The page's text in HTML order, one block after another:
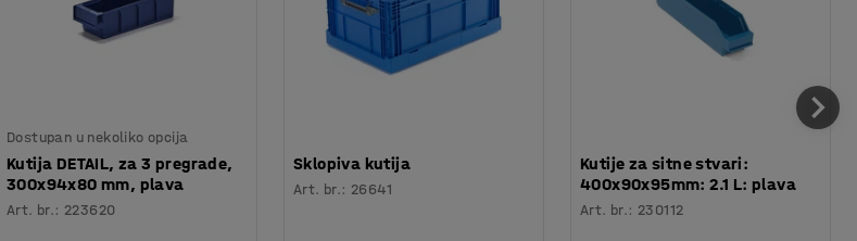
Dostupan u nekoliko opcija
Kutija DETAIL, za 3 pregrade,
300x94x80 mm, plava
Art. br.: 223620
Sklopiva kutija
Art. br.: 26641
Kutije za sitne stvari:
400x90x95mm: 2.1 L: plava
Art. br.: 230112